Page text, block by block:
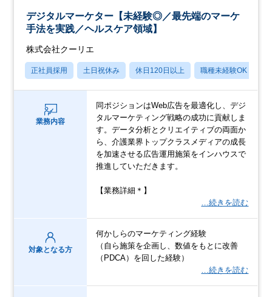
デジタルマーケター【未経験◎／最先端のマーケ
手法を実践／ヘルスケア領域】
株式会社クーリエ
正社員採用 土日祝休み 休日120日以上 職種未経験OK
業務内容
同ポジションはWeb広告を最適化し、デジ
タルマーケティング戦略の成功に貢献しま
す。データ分析とクリエイティブの両面か
ら、介護業界トップクラスメディアの成長
を加速させる広告運用施策をインハウスで
推進していただきます。
【業務詳細＊】
…続きを読む
対象となる方
何かしらのマーケティング経験
（自ら施策を企画し、数値をもとに改善
（PDCA）を回した経験）
…続きを読む